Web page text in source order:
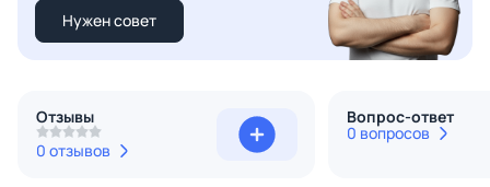
Нужен совет
Отзывы
0 отзывов
Вопрос-ответ
0 вопросов